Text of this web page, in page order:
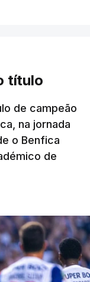
título
de campeão
na jornada
o Benfica
de